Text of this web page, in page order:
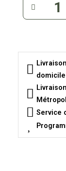
domicile
Service